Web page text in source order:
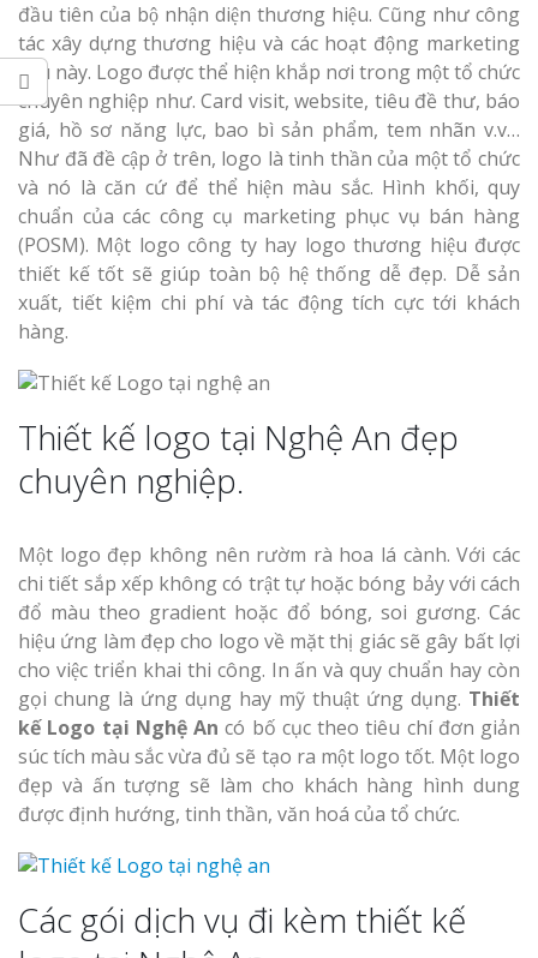
đầu tiên của bộ nhận diện thương hiệu. Cũng như công
tác xây dựng thương hiệu và các hoạt động marketing
sau này. Logo được thể hiện khắp nơi trong một tổ chức
chuyên nghiệp như. Card visit, website, tiêu đề thư, báo
giá, hồ sơ năng lực, bao bì sản phẩm, tem nhãn v.v…
Như đã đề cập ở trên, logo là tinh thần của một tổ chức
và nó là căn cứ để thể hiện màu sắc. Hình khối, quy
chuẩn của các công cụ marketing phục vụ bán hàng
(POSM). Một logo công ty hay logo thương hiệu được
thiết kế tốt sẽ giúp toàn bộ hệ thống dễ đẹp. Dễ sản
xuất, tiết kiệm chi phí và tác động tích cực tới khách
hàng.
Thiết kế logo tại Nghệ An đẹp
chuyên nghiệp.
Một logo đẹp không nên rườm rà hoa lá cành. Với các
chi tiết sắp xếp không có trật tự hoặc bóng bảy với cách
đổ màu theo gradient hoặc đổ bóng, soi gương. Các
hiệu ứng làm đẹp cho logo về mặt thị giác sẽ gây bất lợi
cho việc triển khai thi công. In ấn và quy chuẩn hay còn
gọi chung là ứng dụng hay mỹ thuật ứng dụng. Thiết
kế Logo tại Nghệ Ancó bố cục theo tiêu chí đơn giản
súc tích màu sắc vừa đủ sẽ tạo ra một logo tốt. Một logo
đẹp và ấn tượng sẽ làm cho khách hàng hình dung
được định hướng, tinh thần, văn hoá của tổ chức.
Các gói dịch vụ đi kèm thiết kế
Thi Công
Nghệ An Nâng Tầm
Hiệu
Làm Biển
Rẻ Tại Vinh Giải Pháp
Cáo Tại Vinh Giá Rẻ
Nghiệp
Làm Biển
Mica Tại Vinh Lấy
Làm Biển